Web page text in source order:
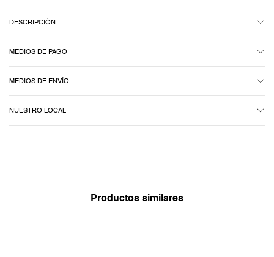
DESCRIPCIÓN
MEDIOS DE PAGO
MEDIOS DE ENVÍO
NUESTRO LOCAL
Productos similares